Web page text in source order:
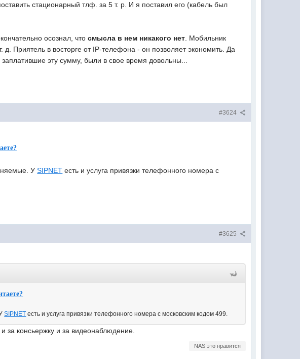
стационарный тлф. за 5 т. р. И я поставил его (кабель был
осознал, чтосмысла в нем никакого нет. Мобильник
Приятель в восторге от IP-телефона - он позволяет экономить. Да
эту сумму, были в свое время довольны...
#3624
УSIPNET есть и услуга привязки телефонного номера с
#3625
SIPNET есть и услуга привязки телефонного номера с московским кодом 499.
за консьержку и за видеонаблюдение.
NAS это нравится